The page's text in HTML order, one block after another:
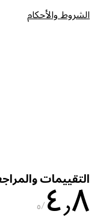
والأحكام
والمراجعات
٥